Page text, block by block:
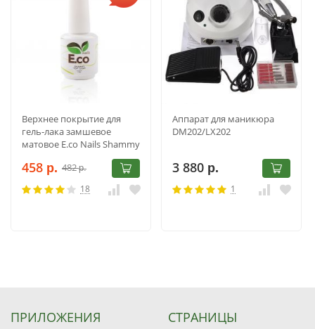
Верхнее покрытие для
гель-лака замшевое
матовое E.co Nails Shammy
458 р. 482р.
18
Аппарат для маникюра
DM202/LX202
3 880 р.
1
ПРИЛОЖЕНИЯ СТРАНИЦЫ